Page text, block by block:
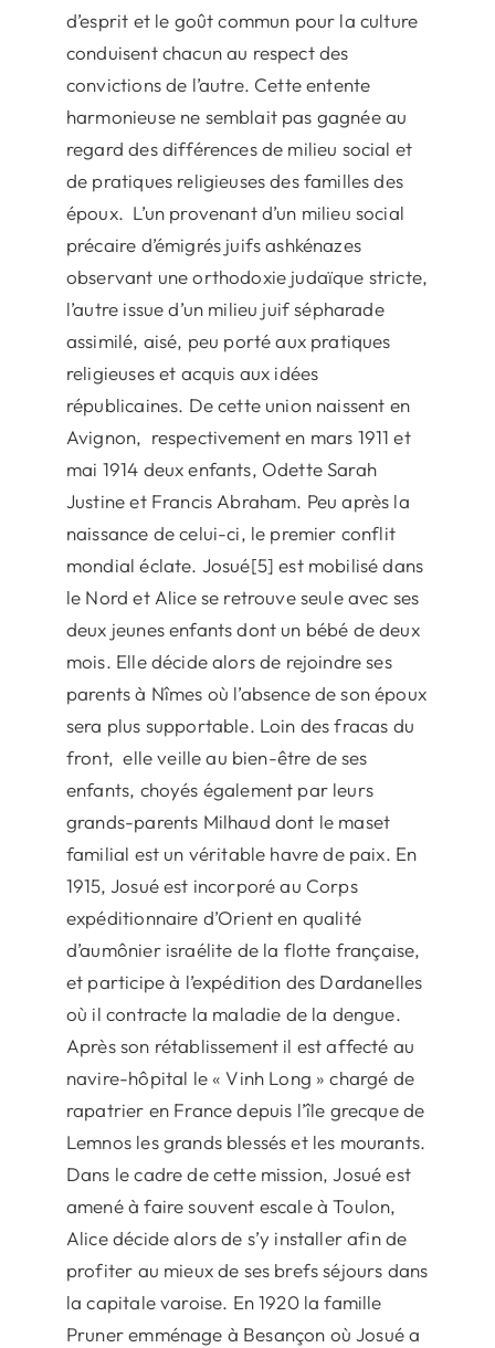
d’esprit et le goût commun pour la culture
conduisent chacun au respect des
convictions de l’autre. Cette entente
harmonieuse ne semblait pas gagnée au
regard des différences de milieu social et
de pratiques religieuses des familles des
époux. L’un provenant d’un milieu social
précaire d’émigrés juifs ashkénazes
observant une orthodoxie judaïque stricte,
l’autre issue d’un milieu juif sépharade
assimilé, aisé, peu porté aux pratiques
religieuses et acquis aux idées
républicaines. De cette union naissent en
Avignon, respectivement en mars 1911 et
mai 1914 deux enfants, Odette Sarah
Justine et Francis Abraham. Peu après la
naissance de celui-ci, le premier conflit
mondial éclate. Josué[5] est mobilisé dans
le Nord et Alice se retrouve seule avec ses
deux jeunes enfants dont un bébé de deux
mois. Elle décide alors de rejoindre ses
parents à Nîmes où l’absence de son époux
sera plus supportable. Loin des fracas du
front, elle veille au bien-être de ses
enfants, choyés également par leurs
grands-parents Milhaud dont le maset
familial est un véritable havre de paix. En
1915, Josué est incorporé au Corps
expéditionnaire d’Orient en qualité
d’aumônier israélite de la flotte française,
et participe à l’expédition des Dardanelles
où il contracte la maladie de la dengue.
Après son rétablissement il est affecté au
navire-hôpital le « Vinh Long » chargé de
rapatrier en France depuis l’île grecque de
Lemnos les grands blessés et les mourants.
Dans le cadre de cette mission, Josué est
amené à faire souvent escale à Toulon,
Alice décide alors de s’y installer afin de
profiter au mieux de ses brefs séjours dans
la capitale varoise. En 1920 la famille
Pruner emménage à Besançon où Josué a